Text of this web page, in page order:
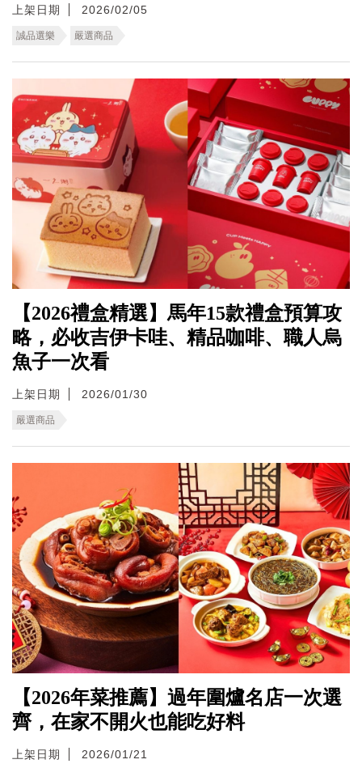
上架日期 2026/02/05
誠品選樂 嚴選商品
【2026禮盒精選】馬年15款禮盒預算攻
略，必收吉伊卡哇、精品咖啡、職人烏
魚子一次看
上架日期 2026/01/30
嚴選商品
【2026年菜推薦】過年圍爐名店一次選
齊，在家不開火也能吃好料
上架日期 2026/01/21